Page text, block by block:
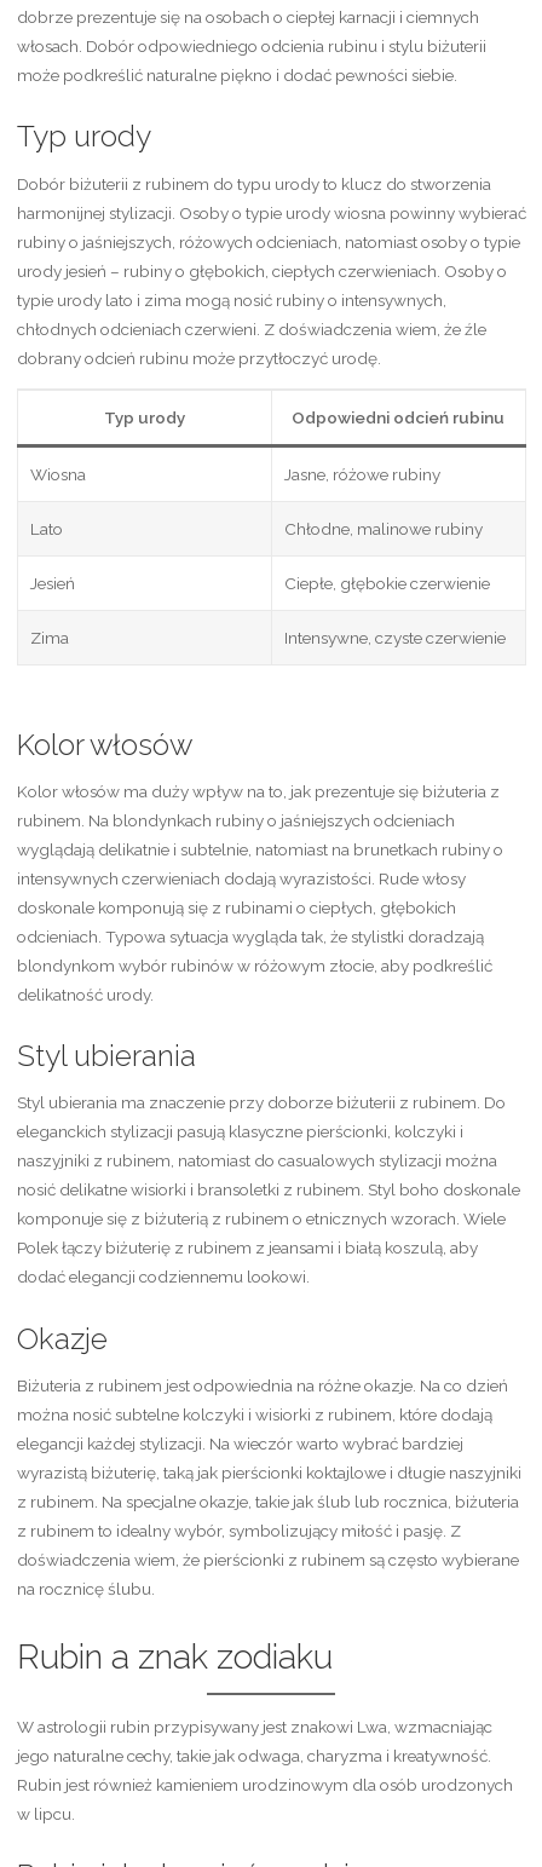
dobrze prezentuje się na osobach o ciepłej karnacji i ciemnych
włosach. Dobór odpowiedniego odcienia rubinu i stylu biżuterii
może podkreślić naturalne piękno i dodać pewności siebie.
Typ urody
Dobór biżuterii z rubinem do typu urody to klucz do stworzenia
harmonijnej stylizacji. Osoby o typie urody wiosna powinny wybierać
rubiny o jaśniejszych, różowych odcieniach, natomiast osoby o typie
urody jesień – rubiny o głębokich, ciepłych czerwieniach. Osoby o
typie urody lato i zima mogą nosić rubiny o intensywnych,
chłodnych odcieniach czerwieni. Z doświadczenia wiem, że źle
dobrany odcień rubinu może przytłoczyć urodę.
Typ urody Odpowiedni odcień rubinu
Wiosna Jasne, różowe rubiny
Lato Chłodne, malinowe rubiny
Jesień Ciepłe, głębokie czerwienie
Zima Intensywne, czyste czerwienie
Kolor włosów
Kolor włosów ma duży wpływ na to, jak prezentuje się biżuteria z
rubinem. Na blondynkach rubiny o jaśniejszych odcieniach
wyglądają delikatnie i subtelnie, natomiast na brunetkach rubiny o
intensywnych czerwieniach dodają wyrazistości. Rude włosy
doskonale komponują się z rubinami o ciepłych, głębokich
odcieniach. Typowa sytuacja wygląda tak, że stylistki doradzają
blondynkom wybór rubinów w różowym złocie, aby podkreślić
delikatność urody.
Styl ubierania
Styl ubierania ma znaczenie przy doborze biżuterii z rubinem. Do
eleganckich stylizacji pasują klasyczne pierścionki, kolczyki i
naszyjniki z rubinem, natomiast do casualowych stylizacji można
nosić delikatne wisiorki i bransoletki z rubinem. Styl boho doskonale
komponuje się z biżuterią z rubinem o etnicznych wzorach. Wiele
Polek łączy biżuterię z rubinem z jeansami i białą koszulą, aby
dodać elegancji codziennemu lookowi.
Okazje
Biżuteria z rubinem jest odpowiednia na różne okazje. Na co dzień
można nosić subtelne kolczyki i wisiorki z rubinem, które dodają
elegancji każdej stylizacji. Na wieczór warto wybrać bardziej
wyrazistą biżuterię, taką jak pierścionki koktajlowe i długie naszyjniki
z rubinem. Na specjalne okazje, takie jak ślub lub rocznica, biżuteria
z rubinem to idealny wybór, symbolizujący miłość i pasję. Z
doświadczenia wiem, że pierścionki z rubinem są często wybierane
na rocznicę ślubu.
Rubin a znak zodiaku
W astrologii rubin przypisywany jest znakowi Lwa, wzmacniając
jego naturalne cechy, takie jak odwaga, charyzma i kreatywność.
Rubin jest również kamieniem urodzinowym dla osób urodzonych
w lipcu.